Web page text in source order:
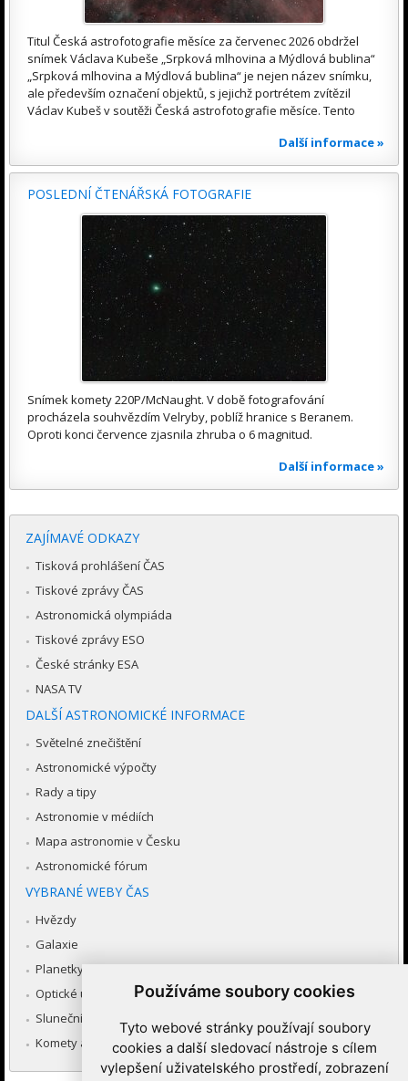
Používáme soubory cookies
Tyto webové stránky používají soubory
cookies a další sledovací nástroje s cílem
vylepšení uživatelského prostředí, zobrazení
Titul Česká astrofotografie měsíce za červenec 2026 obdržel
snímek Václava Kubeše „Srpková mlhovina a Mýdlová bublina“
„Srpková mlhovina a Mýdlová bublina“ je nejen název snímku,
ale především označení objektů, s jejichž portrétem zvítězil
Václav Kubeš v soutěži Česká astrofotografie měsíce. Tento
Další informace »
POSLEDNÍ ČTENÁŘSKÁ FOTOGRAFIE
Snímek komety 220P/McNaught. V době fotografování
procházela souhvězdím Velryby, poblíž hranice s Beranem.
Oproti konci července zjasnila zhruba o 6 magnitud.
Další informace »
ZAJÍMAVÉ ODKAZY
Tisková prohlášení ČAS
Tiskové zprávy ČAS
Astronomická olympiáda
Tiskové zprávy ESO
České stránky ESA
NASA TV
DALŠÍ ASTRONOMICKÉ INFORMACE
Světelné znečištění
Astronomické výpočty
Rady a tipy
Astronomie v médiích
Mapa astronomie v Česku
Astronomické fórum
VYBRANÉ WEBY ČAS
Hvězdy
Galaxie
Planetky
Optické úkazy v atmosféře
Sluneční soustava
Komety a meteory